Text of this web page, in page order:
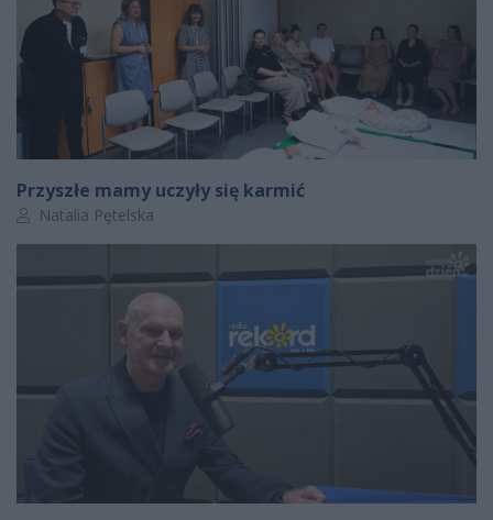
Przyszłe mamy uczyły się karmić
Autor artykułu:
Natalia Pętelska